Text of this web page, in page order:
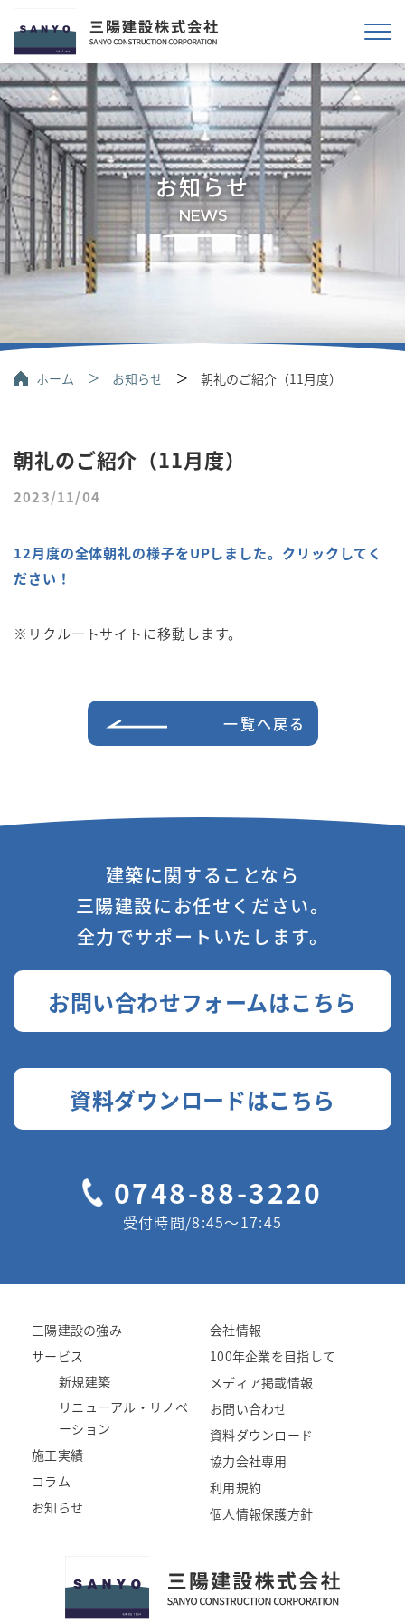
お知らせ
NEWS
ホーム お知らせ 朝礼のご紹介（11月度）
朝礼のご紹介（11月度）
2023/11/04
12月度の全体朝礼の様子をUPしました。クリックしてく
ださい！
※リクルートサイトに移動します。
一覧へ戻る
建築に関することなら
三陽建設にお任せください。
全力でサポートいたします。
お問い合わせフォームはこちら
資料ダウンロードはこちら
0748-88-3220
受付時間/8:45〜17:45
三陽建設の強み
サービス
新規建築
リニューアル・リノベ
ーション
施工実績
コラム
お知らせ
会社情報
100年企業を目指して
メディア掲載情報
お問い合わせ
資料ダウンロード
協力会社専用
利用規約
個人情報保護方針